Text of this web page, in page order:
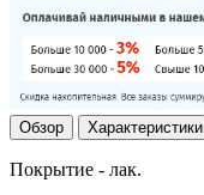
Обзор Характеристики
Покрытие - лак.